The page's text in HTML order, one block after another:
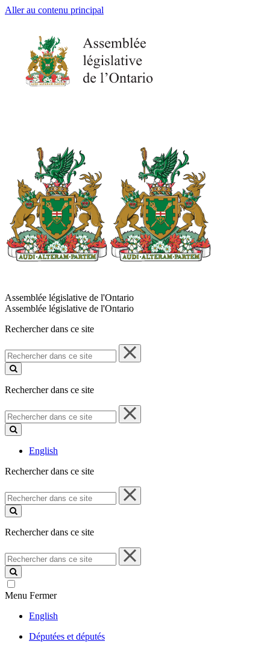
Aller au contenu principal
Assemblée législative de l'Ontario
Assemblée législative de l'Ontario
Rechercher dans ce site
Rechercher
dans
ce
Rechercher dans ce site
Rechercher
dans
ce
English
Rechercher dans ce site
Rechercher
dans
ce
Rechercher dans ce site
Rechercher
dans
ce
site
Menu Fermer
English
Députées et députés